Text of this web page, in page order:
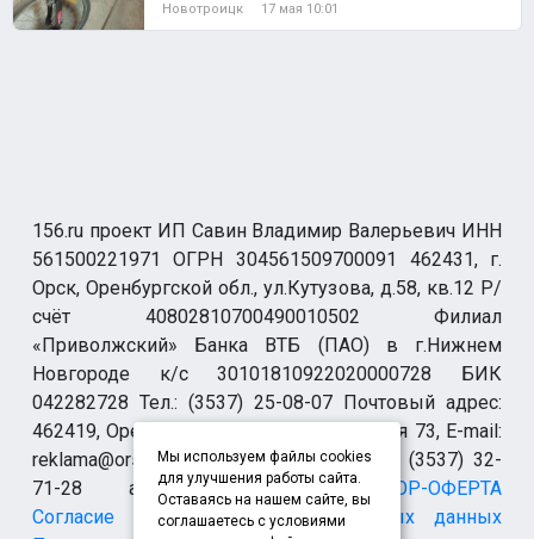
Новотроицк 17 мая 10:01
156.ru проект ИП Савин Владимир Валерьевич ИНН
561500221971 ОГРН 304561509700091 462431, г.
Орск, Оренбургской обл., ул.Кутузова, д.58, кв.12 Р/
счёт 40802810700490010502 Филиал
«Приволжский» Банка ВТБ (ПАО) в г.Нижнем
Новгороде к/с 30101810922020000728 БИК
042282728 Тел.: (3537) 25-08-07 Почтовый адрес:
462419, Оренбургская обл., г. Орск-19 а/я 73, E-mail:
reklama@orsk.ru ТЕЛЕФОН МОДЕРАЦИИ (3537) 32-
71-28 allsupport@orsk.ruДОГОВОР-ОФЕРТА
Согласие на обработку персональных данных
Мы используем файлы cookies
для улучшения работы сайта.
Оставаясь на нашем сайте, вы
соглашаетесь с условиями